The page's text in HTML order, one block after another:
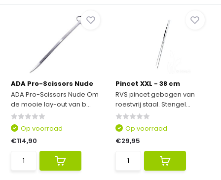
ADA Pro-Scissors Nude
ADA Pro-Scissors Nude Om
de mooie lay-out van b...
Op voorraad
€114,90
Pincet XXL - 38 cm
RVS pincet gebogen van
roestvrij staal. Stengel...
Op voorraad
€29,95